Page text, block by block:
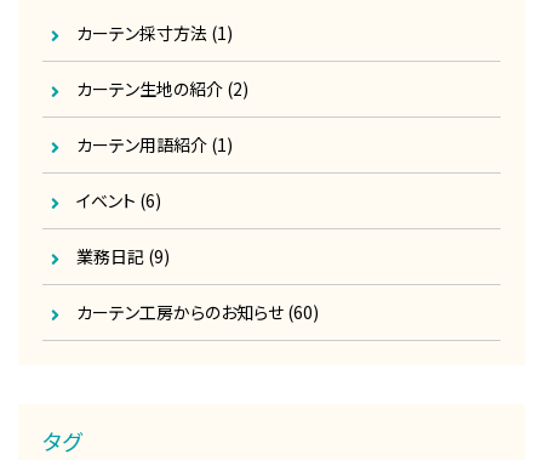
カーテン採寸方法 (1)
カーテン生地の紹介 (2)
カーテン用語紹介 (1)
イベント (6)
業務日記 (9)
カーテン工房からのお知らせ (60)
タグ